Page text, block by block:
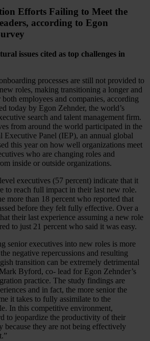
Efforts Failing to Meet the
according to Egon
issues cited as top challenges in
processes are still not provided to
roles, making transitioning a longer and
employees and companies, according
today by Egon Zehnder, the world’s
search and talent management firm.
from around the world participated in the
Executive Panel (IEP), an annual global
this year on how well organizations meet
who are changing roles and
inside or outside organizations.
executives (57 percent) indicate that it
to reach full impact in their last new role.
more than 18 percent who reported that
before they felt fully effective. Over a
their last experience assuming a new role
to just 21 percent who said it was easy.
senior executives into new roles is more
negative repercussions and resulting
transition can be extremely detrimental
Byford, co- lead for Egon Zehnder’s
practice. The study findings are
and in fact, the more senior the
it takes to fully assimilate to the
In this competitive environment,
to jeopardize the productivity of their
because they are not being effectively